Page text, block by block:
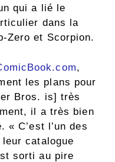
qui a lié le
dans la
Zero et Scorpion.
,
les plans pour
Bros. is] très
il a très bien
C’est l’un des
catalogue
sorti au pire